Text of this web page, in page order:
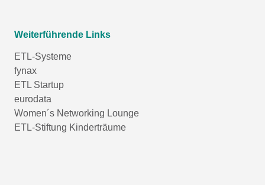
Weiterführende Links
ETL-Systeme
fynax
ETL Startup
eurodata
Women´s Networking Lounge
ETL-Stiftung Kinderträume